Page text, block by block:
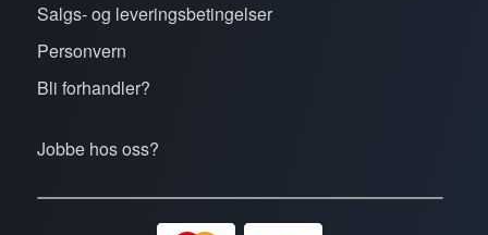
Salgs- og leveringsbetingelser
Personvern
Bli forhandler?
Jobbe hos oss?